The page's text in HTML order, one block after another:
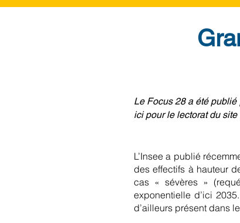
L’Insee a publié
des effectifs à hauteur
cas « sévères »
exponentielle d’ici
d’ailleurs présent dans
​Le Focus 28 a été
ici pour le lectorat du site